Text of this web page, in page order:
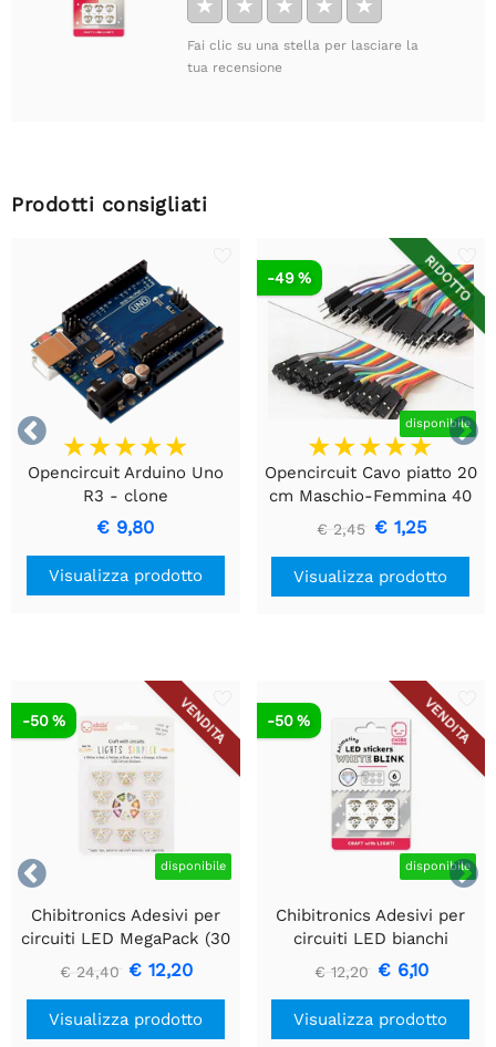
★ ★ ★ ★ ★
Fai clic su una stella per lasciare la
tua recensione
Prodotti consigliati


Opencircuit Arduino Uno
R3 - clone
€ 9,80
Visualizza prodotto
RIDOTTO
disponibile
-49 %
Opencircuit Cavo piatto 20
cm Maschio-Femmina 40
pezzi
€ 2,45 € 1,25
Visualizza prodotto


VENDITA
disponibile
-50 %
Chibitronics Adesivi per
circuiti LED MegaPack (30
adesivi) - Rosso, Giallo,
Blu, Rosa, Arancione,
Verde e Bianco
€ 24,40 € 12,20
Visualizza prodotto
VENDITA
disponibile
-50 %
Chibitronics Adesivi per
circuiti LED bianchi
lampeggianti (6 adesivi)
€ 12,20 € 6,10
Visualizza prodotto